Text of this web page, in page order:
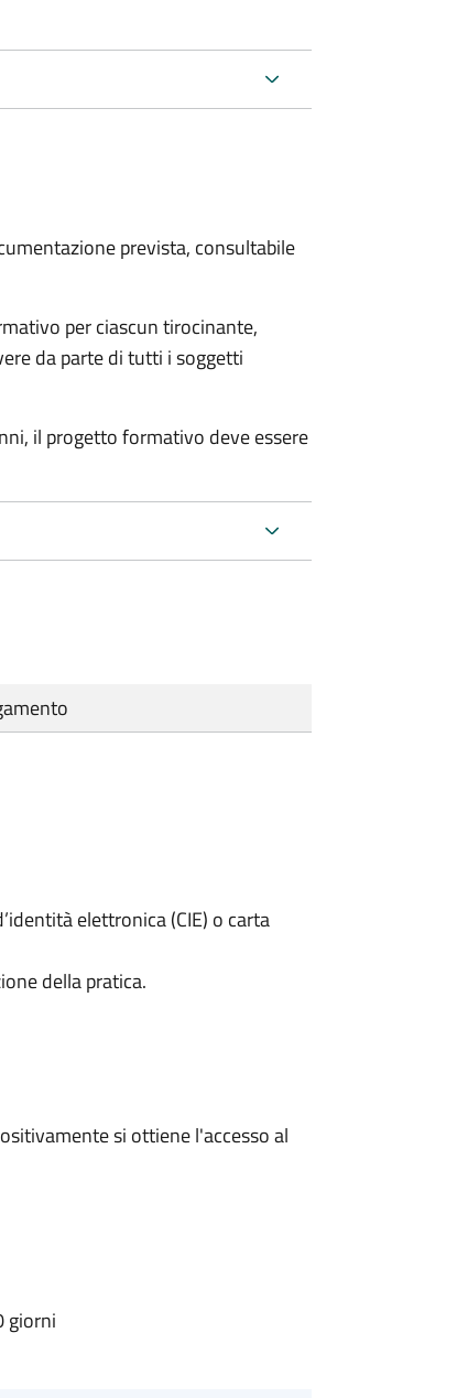
prevista, consultabile
per ciascun tirocinante,
da parte di tutti i soggetti
il progetto formativo deve essere
elettronica (CIE) o carta
della pratica.
si ottiene l'accesso al
giorni